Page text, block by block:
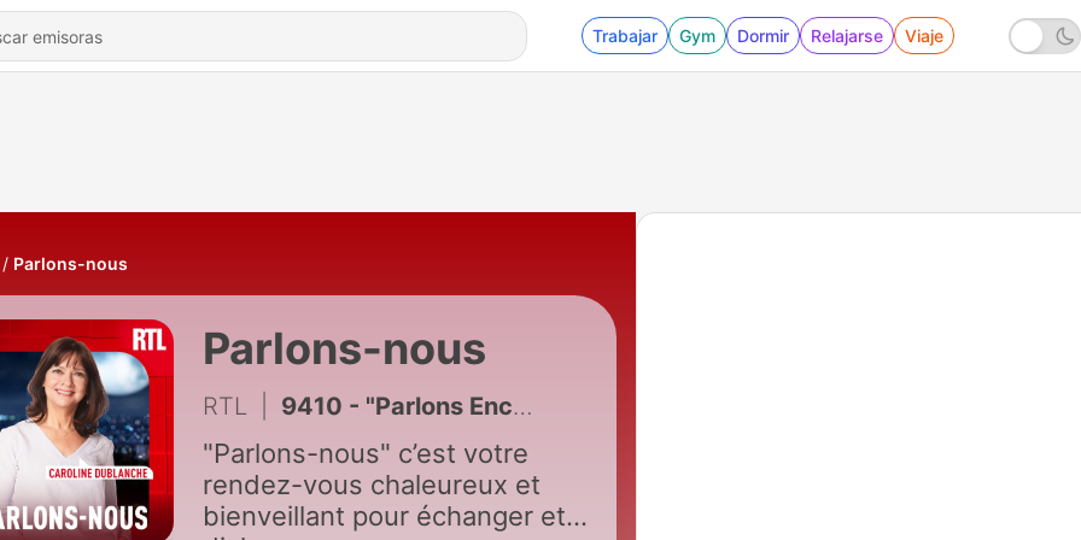
Trabajar Gym Dormir Relajarse Viaje
Parlons-nous
Parlons-nous
RTL 9410 - "Parlons Encore" : Les conséquences du ghosting
"Parlons-nous" c’est votre
rendez-vous chaleureux et
bienveillant pour échanger et